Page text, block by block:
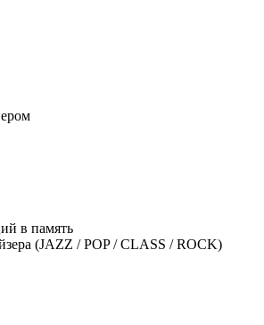
в память
(JAZZ / POP / CLASS / ROCK)